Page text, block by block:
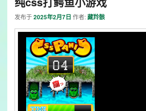
发布于2025年2月7日 作者:藏羚骸